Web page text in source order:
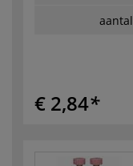
aantal
€ 2,84